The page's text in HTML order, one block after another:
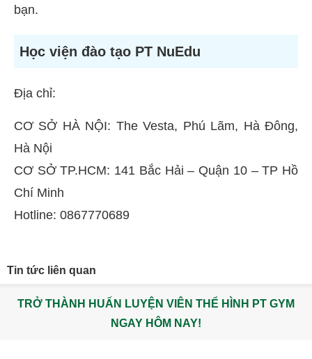
bạn.
Học viện đào tạo PT NuEdu
Địa chỉ:
CƠ SỞ HÀ NỘI: The Vesta, Phú Lãm, Hà Đông,
Hà Nội
CƠ SỞ TP.HCM: 141 Bắc Hải – Quận 10 – TP Hồ
Chí Minh
Hotline: 0867770689
Tin tức liên quan
TRỞ THÀNH HUẤN LUYỆN VIÊN THỂ HÌNH PT GYM
NGAY HÔM NAY!